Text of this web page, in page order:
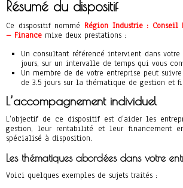
Résumé du dispositif
Ce dispositif nommé Région Industrie : Conseil
– Finance mixe deux prestations :
Un consultant référencé intervient dans
jours, sur un intervalle de temps qui vous
Un membre de de votre entreprise peut
de 3.5 jours sur la thématique de gestion et
L’accompagnement individuel
L’objectif de ce dispositif est d’aider les
gestion, leur rentabilité et leur financement
spécialisé à disposition.
Les thématiques abordées dans votre
Voici quelques exemples de sujets traités :